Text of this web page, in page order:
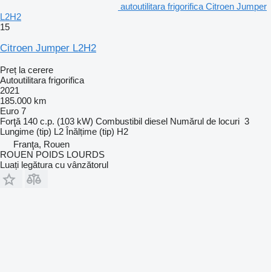
autoutilitara frigorifica Citroen Jumper
L2H2
15
Citroen Jumper L2H2
Preț la cerere
Autoutilitara frigorifica
2021
185.000 km
Euro 7
Forţă 140 c.p. (103 kW) Combustibil diesel Numărul de locuri 3
Lungime (tip) L2 Înălțime (tip) H2
Franţa, Rouen
ROUEN POIDS LOURDS
Luați legătura cu vânzătorul